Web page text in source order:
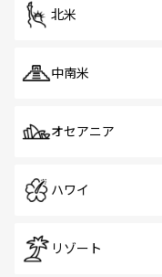
北米
中南米
オセアニア
ハワイ
リゾート